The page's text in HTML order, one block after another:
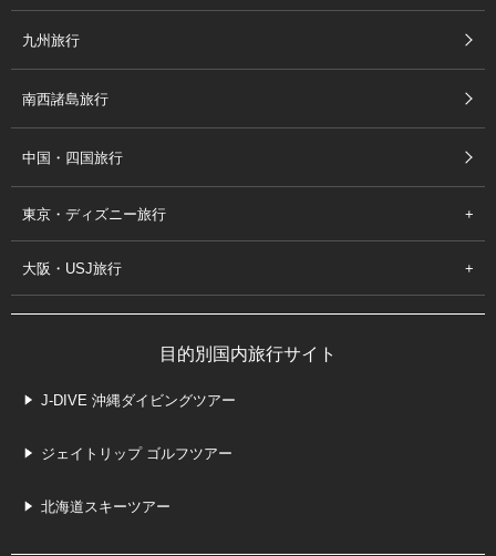
九州旅行
南西諸島旅行
中国・四国旅行
東京・ディズニー旅行
大阪・USJ旅行
目的別国内旅行サイト
J-DIVE 沖縄ダイビングツアー
ジェイトリップ ゴルフツアー
北海道スキーツアー